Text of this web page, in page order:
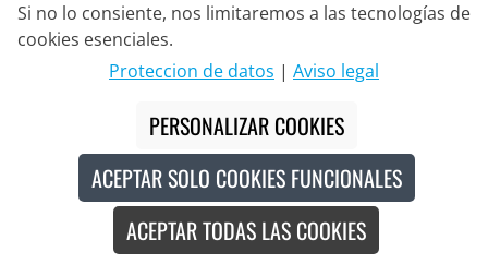
Calcetines cortos Invisible pack de
Si no lo consiente, nos limitaremos a las tecnologías de
cookies esenciales.
Proteccion de datos | Aviso legal
PERSONALIZAR COOKIES
ACEPTAR SOLO COOKIES FUNCIONALES
ACEPTAR TODAS LAS COOKIES